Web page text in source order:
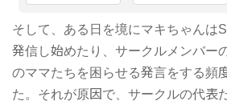
そして、ある日を境にマキちゃんは
発信し始めたり、サークルメンバー
のママたちを困らせる発言をする頻
た。それが原因で、サークルの代表